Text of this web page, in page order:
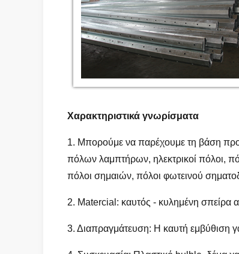
Χαρακτηριστικά γνωρίσματα
1. Μπορούμε να παρέχουμε τη βάση
πόλων λαμπτήρων, ηλεκτρικοί πόλοι,
πόλοι σημαιών, πόλοι φωτεινού
2. Matercial: καυτός - κυλημένη
3. Διαπραγμάτευση: Η καυτή εμβύθιση